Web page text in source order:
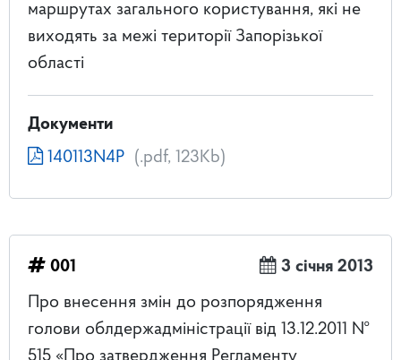
маршрутах загального користування, які не
виходять за межі території Запорізької
області
Документи
140113N4P (.pdf, 123Kb)
001
3 січня 2013
Про внесення змін до розпорядження
голови облдержадміністрації від 13.12.2011 №